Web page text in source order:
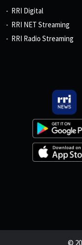
RRI Digital
RRI NET Streaming
RRI Radio Streaming
©